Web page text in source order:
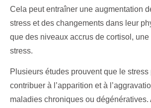
Cela peut entraîner une augmentation
stress et des changements dans leur
que des niveaux accrus de cortisol,
stress.
Plusieurs études prouvent que le
contribuer à l’apparition et à
maladies chroniques ou dégénératives.